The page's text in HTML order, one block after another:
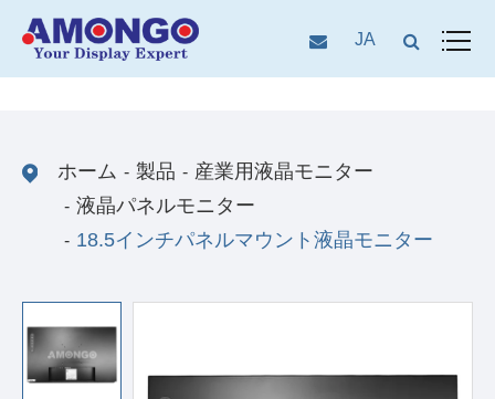
JA
ホーム 製品
産業用液晶モニター
液晶パネルモニター
18.5インチパネルマウント液晶モニター